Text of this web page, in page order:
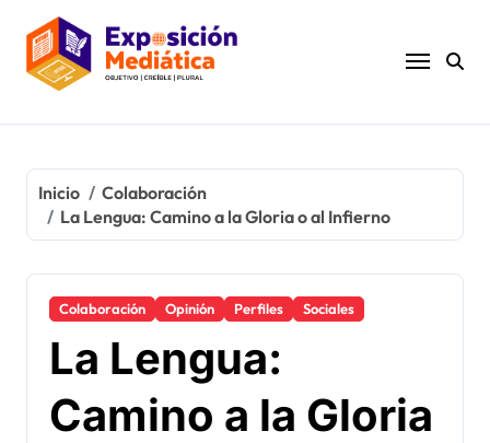
contenido
Inicio
Colaboración
La Lengua: Camino a la Gloria o al Infierno
Colaboración Opinión Perfiles Sociales
La Lengua:
Camino a la Gloria